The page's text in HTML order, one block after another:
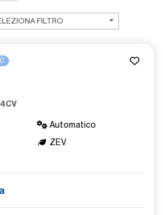
FILTRO
Automatico
ZEV